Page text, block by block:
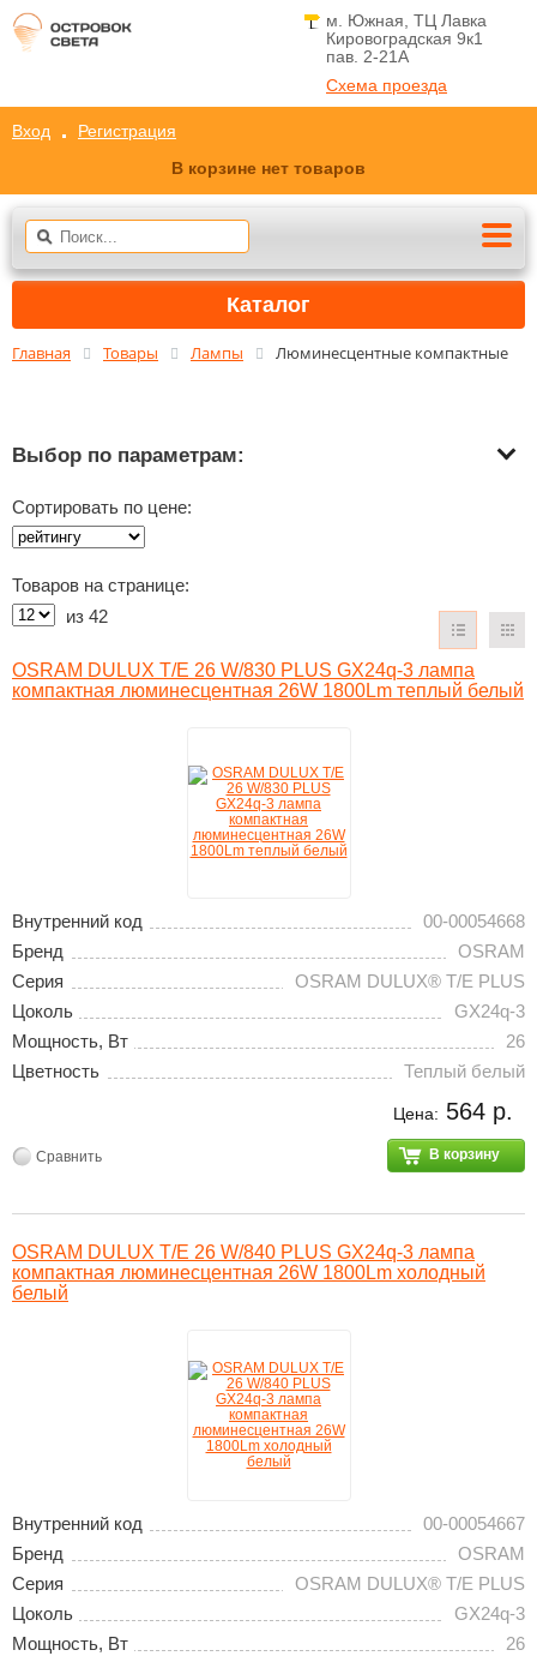
м. Южная, ТЦ Лавка
Кировоградская 9к1
пав. 2-21A
Схема проезда
Вход
Регистрация
В корзине нет товаров
Каталог
Главная Товары Лампы Люминесцентные компактные
Выбор по параметрам:
Сортировать по цене:
Товаров на странице:
из 42
OSRAM DULUX T/E 26 W/830 PLUS GX24q-3 лампа
компактная люминесцентная 26W 1800Lm теплый белый
Внутренний код
00-00054668
Бренд
OSRAM
Серия
OSRAM DULUX® T/E PLUS
Цоколь
GX24q-3
Мощность, Вт
26
Цветность
Теплый белый
Цена: 564 р.
В корзину
Сравнить
OSRAM DULUX T/E 26 W/840 PLUS GX24q-3 лампа
компактная люминесцентная 26W 1800Lm холодный
белый
Внутренний код
00-00054667
Бренд
OSRAM
Серия
OSRAM DULUX® T/E PLUS
Цоколь
GX24q-3
Мощность, Вт
26